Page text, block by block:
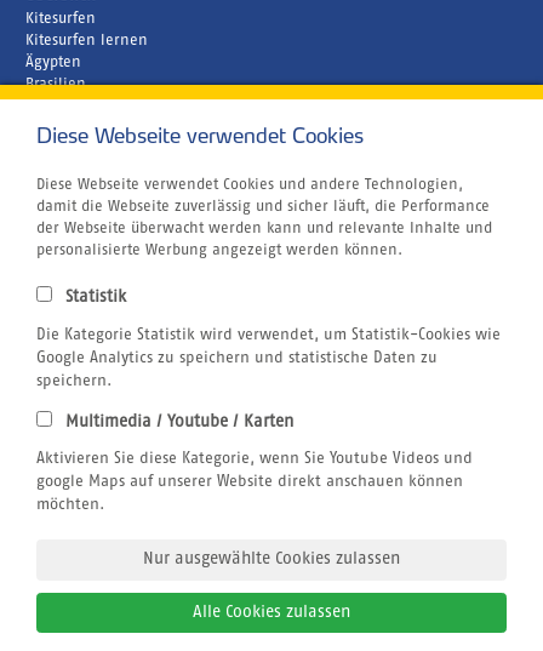
Kitesurfen
Kitesurfen lernen
Ägypten
Brasilien
Kapverden
Unternehmen
Rund um´s Buchen
Reiseversicherung
Gutschein
Centrum für Reisemedizin
Windsurfen
Wingfoilen
Bildnachweis
Airline Blacklist
Rechtliches
AGB
Datenschutz
Diese Webseite verwendet Cookies
Diese Webseite verwendet Cookies und andere Technologien,
damit die Webseite zuverlässig und sicher läuft, die Performance
der Webseite überwacht werden kann und relevante Inhalte und
personalisierte Werbung angezeigt werden können.
Statistik
Die Kategorie Statistik wird verwendet, um Statistik-Cookies wie
Google Analytics zu speichern und statistische Daten zu
speichern.
Multimedia / Youtube / Karten
Aktivieren Sie diese Kategorie, wenn Sie Youtube Videos und
google Maps auf unserer Website direkt anschauen können
möchten.
Nur ausgewählte Cookies zulassen
Alle Cookies zulassen